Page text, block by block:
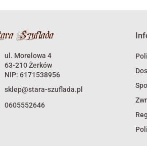
ul. Morelowa 4
63-210 Żerków
NIP: 6171538956
sklep@stara-szuflada.pl
0605552646